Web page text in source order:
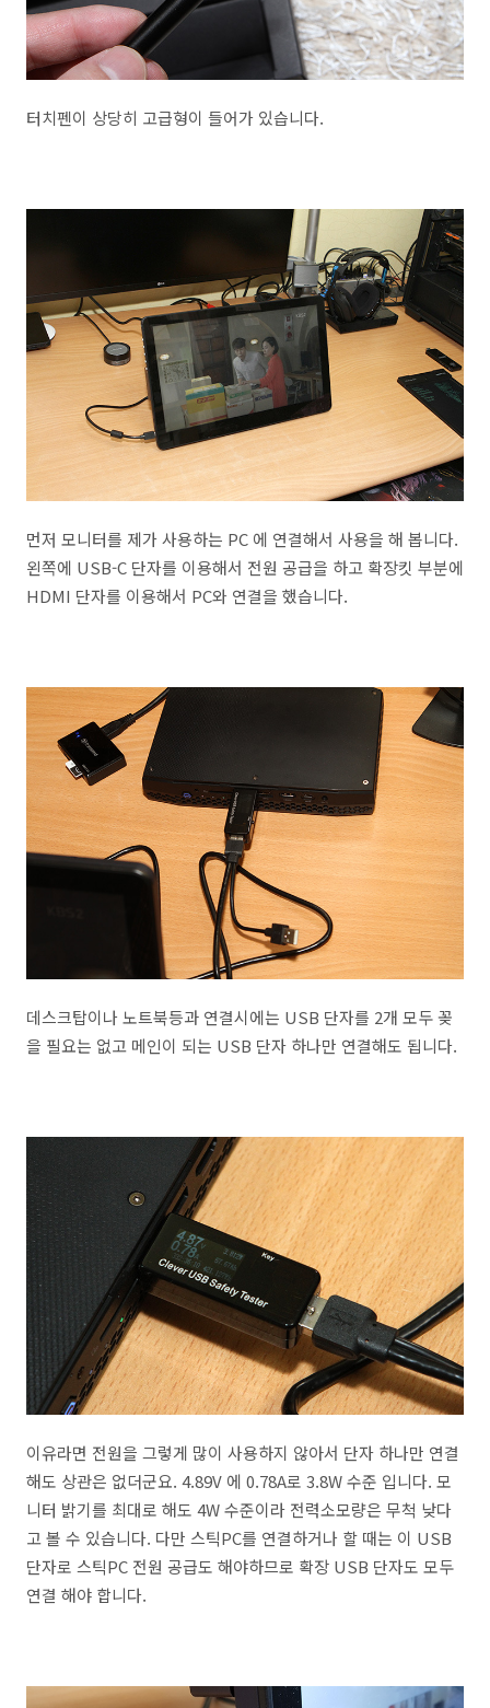
터치펜이 상당히 고급형이 들어가 있습니다.
먼저 모니터를 제가 사용하는 PC 에 연결해서 사용을 해 봅니다.
왼쪽에 USB-C 단자를 이용해서 전원 공급을 하고 확장킷 부분에
HDMI 단자를 이용해서 PC와 연결을 했습니다.
데스크탑이나 노트북등과 연결시에는 USB 단자를 2개 모두 꽂
을 필요는 없고 메인이 되는 USB 단자 하나만 연결해도 됩니다.
이유라면 전원을 그렇게 많이 사용하지 않아서 단자 하나만 연결
해도 상관은 없더군요. 4.89V 에 0.78A로 3.8W 수준 입니다. 모
니터 밝기를 최대로 해도 4W 수준이라 전력소모량은 무척 낮다
고 볼 수 있습니다. 다만 스틱PC를 연결하거나 할 때는 이 USB
단자로 스틱PC 전원 공급도 해야하므로 확장 USB 단자도 모두
연결 해야 합니다.